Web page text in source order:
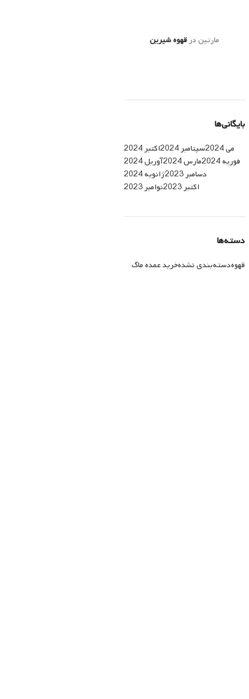
مارتیندر قهوه شیرین
بایگانی‌ها
اکتبر 2024 سپتامبر 2024
می 2024
آوریل 2024
مارس 2024
فوریه 2024
ژانویه 2024
دسامبر 2023
نوامبر 2023
اکتبر 2023
دسته‌ها
خرید عمده ماگدسته‌بندی نشدهقهوه